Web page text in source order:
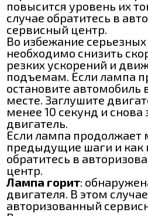
повысится уровень их
случае обратитесь в
сервисный центр.
Во избежание
необходимо снизить
резких ускорений и
подъемам. Если лампа
остановите автомобиль
месте. Заглушите
менее 10 секунд и снова
двигатель.
Если лампа продолжает
предыдущие шаги и как
обратитесь в
центр.
Лампа горит:
двигателя. В этом
авторизованный